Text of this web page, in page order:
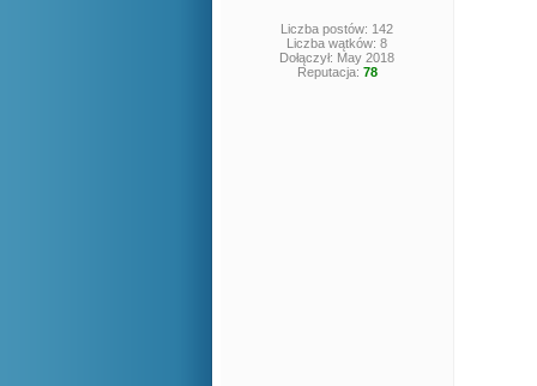
Liczba postów: 142
Liczba wątków: 8
Dołączył: May 2018
Reputacja: 78